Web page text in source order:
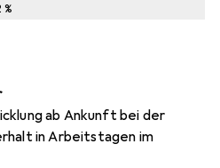
%
ab Ankunft bei der
in Arbeitstagen im